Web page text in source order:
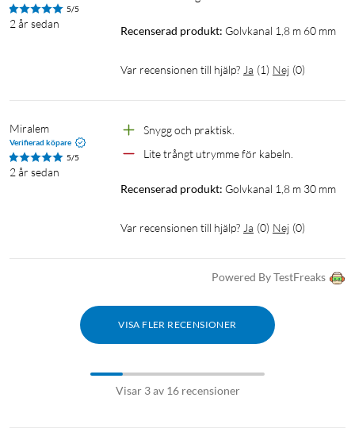
5/5
2 år sedan
Recenserad produkt: Golvkanal 1,8 m 60 mm
Var recensionen till hjälp? Ja (1) Nej (0)
Miralem
Verifierad köpare
5/5
2 år sedan
Snygg och praktisk.
Lite trångt utrymme för kabeln.
Recenserad produkt: Golvkanal 1,8 m 30 mm
Var recensionen till hjälp? Ja (0) Nej (0)
Powered By TestFreaks
VISA FLER RECENSIONER
Visar 3 av 16 recensioner